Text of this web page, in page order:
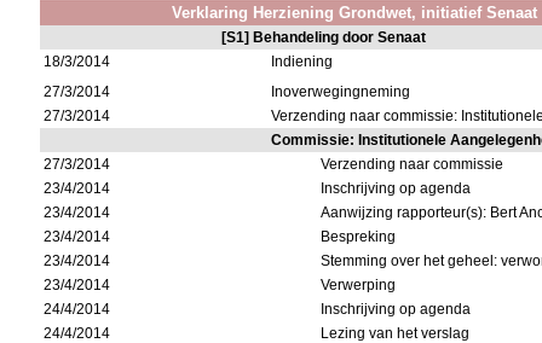
Verklaring Herziening Grondwet, initiatief Senaat
[S1] Behandeling door Senaat
18/3/2014
Indiening
27/3/2014
Inoverwegingneming
27/3/2014
Verzending naar commissie:
Commissie: Institutionele
27/3/2014
Verzending naar commissie
23/4/2014
Inschrijving op agenda
23/4/2014
Aanwijzing rapporteur(s): Bert
23/4/2014
Bespreking
23/4/2014
Stemming over het geheel:
23/4/2014
Verwerping
24/4/2014
Inschrijving op agenda
24/4/2014
Lezing van het verslag